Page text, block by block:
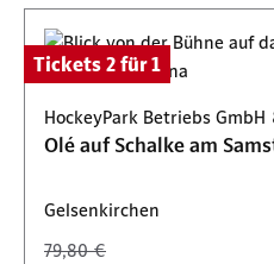
Tickets 2 für 1
HockeyPark Betriebs GmbH
Olé auf Schalke am
Gelsenkirchen
79,80 €